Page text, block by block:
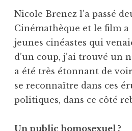
Nicole Brenez l’a passé
Cinémathèque et le film a
jeunes cinéastes qui
d’un coup, j’ai trouvé un
a été très étonnant de
se reconnaître dans ces
politiques, dans ce côté
Un public homosexuel ?